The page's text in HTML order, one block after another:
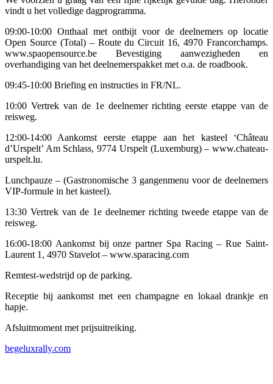
vindt u het volledige dagprogramma.
09:00-10:00 Onthaal met ontbijt voor de deelnemers op locatie
Open Source (Total) – Route du Circuit 16, 4970 Francorchamps.
www.spaopensource.be Bevestiging aanwezigheden en
overhandiging van het deelnemerspakket met o.a. de roadbook.
09:45-10:00 Briefing en instructies in FR/NL.
10:00 Vertrek van de 1e deelnemer richting eerste etappe van de
reisweg.
12:00-14:00 Aankomst eerste etappe aan het kasteel ‘Château
d’Urspelt’ Am Schlass, 9774 Urspelt (Luxemburg) – www.chateau-
urspelt.lu.
Lunchpauze – (Gastronomische 3 gangenmenu voor de deelnemers
VIP-formule in het kasteel).
13:30 Vertrek van de 1e deelnemer richting tweede etappe van de
reisweg.
16:00-18:00 Aankomst bij onze partner Spa Racing – Rue Saint-
Laurent 1, 4970 Stavelot – www.sparacing.com
Remtest-wedstrijd op de parking.
Receptie bij aankomst met een champagne en lokaal drankje en
hapje.
Afsluitmoment met prijsuitreiking.
begeluxrally.com